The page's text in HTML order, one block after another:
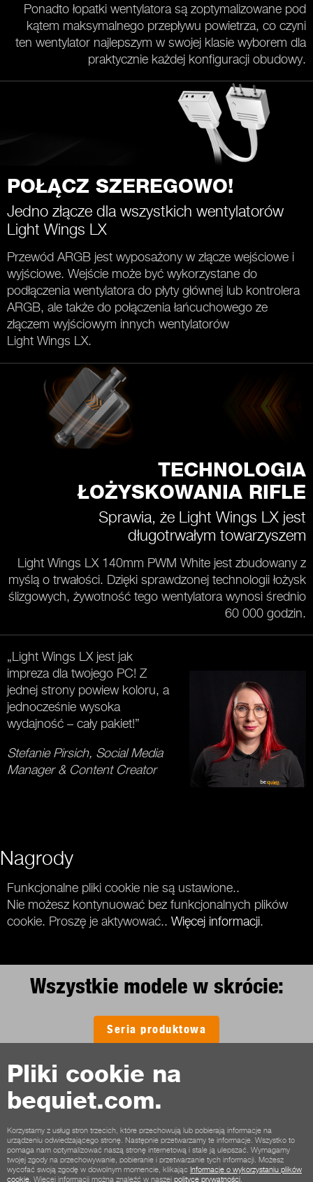
Pliki cookie na
bequiet.com.
Korzystamy z usług stron trzecich, które przechowują lub pobierają informacje na
urządzeniu odwiedzającego stronę. Następnie przetwarzamy te informacje. Wszystko to
pomaga nam optymalizować naszą stronę internetową i stale ją ulepszać. Wymagamy
twojej zgody na przechowywanie, pobieranie i przetwarzanie tych informacji. Możesz
wycofać swoją zgodę w dowolnym momencie, klikając Informacje o wykorzystaniu plików
cookie . Więcej informacji można znaleźć w naszej polityce prywatności
Ponadto łopatki wentylatora są zoptymalizowane pod
kątem maksymalnego przepływu powietrza, co czyni
ten wentylator najlepszym w swojej klasie wyborem dla
praktycznie każdej konfiguracji obudowy.
POŁĄCZ SZEREGOWO!
Jedno złącze dla wszystkich wentylatorów
Light Wings LX
Przewód ARGB jest wyposażony w złącze wejściowe i
wyjściowe. Wejście może być wykorzystane do
podłączenia wentylatora do płyty głównej lub kontrolera
ARGB, ale także do połączenia łańcuchowego ze
złączem wyjściowym innych wentylatorów
Light Wings LX.
TECHNOLOGIA
ŁOŻYSKOWANIA RIFLE
Sprawia, że Light Wings LX jest
długotrwałym towarzyszem
Light Wings LX 140mm PWM White jest zbudowany z
myślą o trwałości. Dzięki sprawdzonej technologii łożysk
ślizgowych, żywotność tego wentylatora wynosi średnio
60 000 godzin.
„Light Wings LX jest jak
impreza dla twojego PC! Z
jednej strony powiew koloru, a
jednocześnie wysoka
wydajność – cały pakiet!”
Stefanie Pirsich, Social Media
Manager & Content Creator
Nagrody
Funkcjonalne pliki cookie nie są ustawione..
Nie możesz kontynuować bez funkcjonalnych plików
cookie. Proszę je aktywować.. Więcej informacji.
Wszystkie modele w skrócie:
Seria produktowa
Kontakt
Warunki współpracy Prywatność Pliki cookie
Stopka
Ogólne warunki dla klientów sklepu
Zasady anulowania
Opcje płatności
Opcje wysyłki